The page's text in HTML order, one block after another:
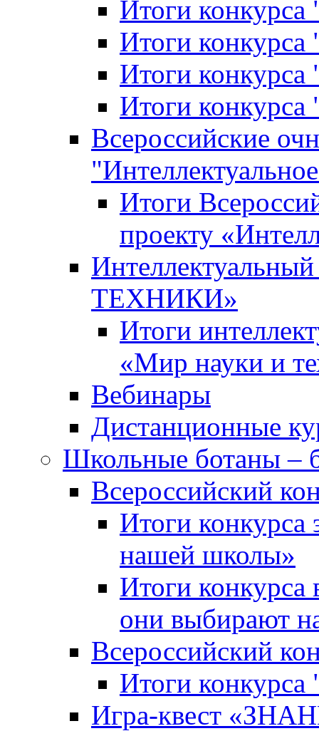
Итоги
Итоги конкурса
Итоги
Итоги
Всероссийские
Итоги
проекту
ТЕХНИКИ»
Итоги
«Мир науки и
Вебинары
Дистанционные
Школьные ботаны –
Всероссийский
Итоги
нашей школы»
Итоги конкурса
они выбирают
Всероссийский
Итоги
Игра-квест